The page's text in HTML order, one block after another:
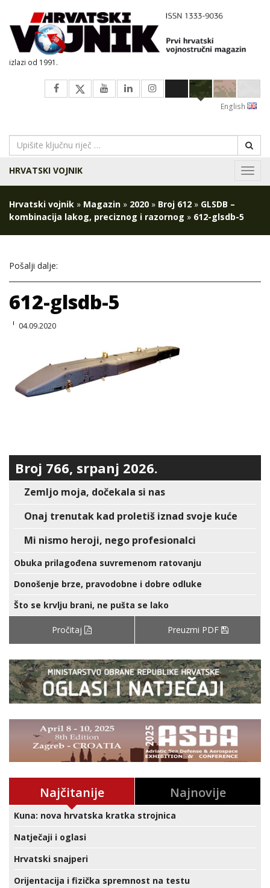
izlazi od 1991.
English
HRVATSKI VOJNIK
Hrvatski vojnik » Magazin » 2020 » Broj 612 » GLSDB –
kombinacija lakog, preciznog i razornog » 612-glsdb-5
Pošalji dalje:
612-glsdb-5
04.09.2020
Broj 766, srpanj 2026.
Zemljo moja, dočekala si nas
Onaj trenutak kad proletiš iznad svoje kuće
Mi nismo heroji, nego profesionalci
Obuka prilagođena suvremenom ratovanju
Donošenje brze, pravodobne i dobre odluke
Što se krvlju brani, ne pušta se lako
Pročitaj Preuzmi PDF
Najčitanije Najnovije
Kuna: nova hrvatska kratka strojnica
Natječaji i oglasi
Hrvatski snajperi
Orijentacija i fizička spremnost na testu